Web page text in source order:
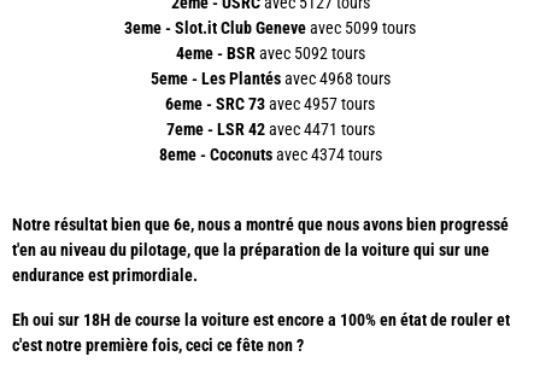
3eme - Slot.it Club Geneveavec 5099 tours
4eme - BSRavec 5092 tours
5eme - Les Plantésavec 4968 tours
6eme - SRC 73avec 4957 tours
7eme - LSR 42avec 4471 tours
8eme - Coconutsavec 4374 tours
Notre résultat bien que 6e, nous a montré que nous avons bien progressé
t'en au niveau du pilotage, que la préparation de la voiture qui sur une
endurance est primordiale.
Eh oui sur 18H de course la voiture est encore a 100% en état de rouler et
c'est notre première fois, ceci ce fête non ?